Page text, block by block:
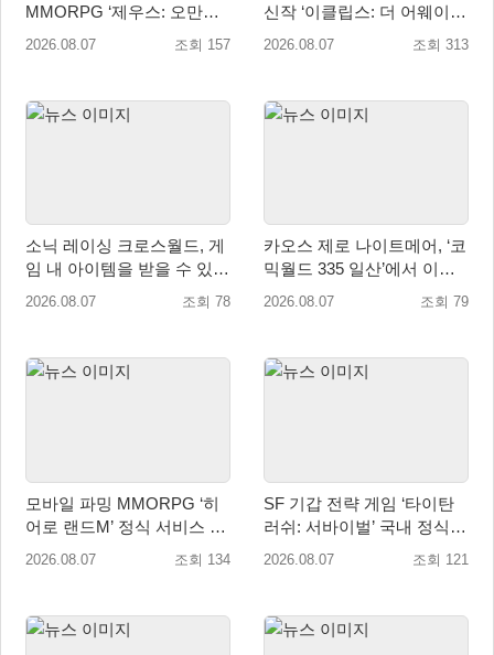
MMORPG ‘제우스: 오만의
신’, 8월 26일 출시!
2026.08.07 조회 157
신작 ‘이클립스: 더 어웨이크
닝’ 9월 10일 론칭!
2026.08.07 조회 313
소닉 레이싱 크로스월드, 게
임 내 아이템을 받을 수 있는
‘레전드 대회 라운드 7’ 개최!
2026.08.07 조회 78
카오스 제로 나이트메어, ‘코
믹월드 335 일산’에서 이용
자 소통 예고
2026.08.07 조회 79
모바일 파밍 MMORPG ‘히
어로 랜드M’ 정식 서비스 돌
입
2026.08.07 조회 134
SF 기갑 전략 게임 ‘타이탄
러쉬: 서바이벌’ 국내 정식
출시
2026.08.07 조회 121